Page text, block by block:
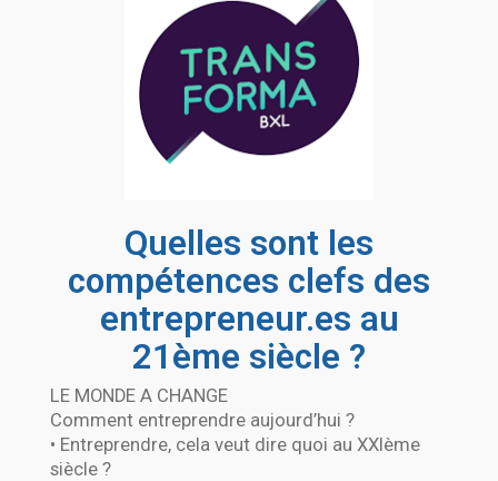
Quelles sont les
compétences clefs des
entrepreneur.es au
21ème siècle ?
LE MONDE A CHANGE
Comment entreprendre aujourd’hui ?
• Entreprendre, cela veut dire quoi au XXIème
siècle ?